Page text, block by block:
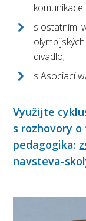
komunikace
s ostatními
divadlo;
s Asociací
Využijte
s rozhovory
pedagogika:
navsteva-